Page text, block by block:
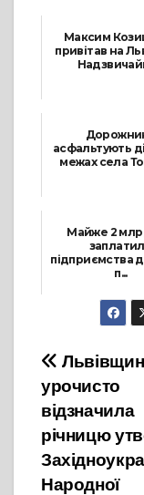
Максим
привітав на
асфальтують
межах села
Майже 2
підприємства
п...
24 Вересня,
записів
урочисто
відзначила
річницю
Народної